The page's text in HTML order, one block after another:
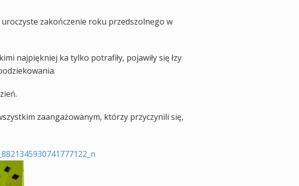
uroczyste zakończenie roku przedszolnego w
najpiękniej ka tylko potrafiły, pojawiły się łzy
zaangażowanym, którzy przyczynili się,